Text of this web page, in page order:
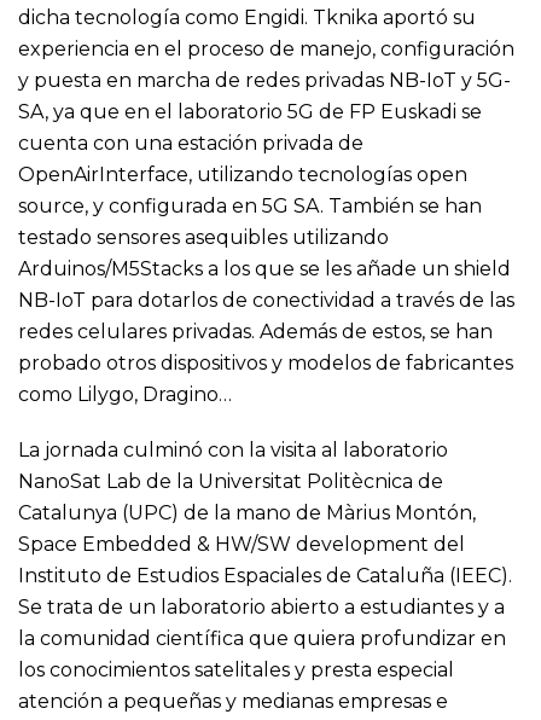
dicha tecnología como Engidi. Tknika aportó su
experiencia en el proceso de manejo, configuración
y puesta en marcha de redes privadas NB-IoT y 5G-
SA, ya que en el laboratorio 5G de FP Euskadi se
cuenta con una estación privada de
OpenAirInterface, utilizando tecnologías open
source, y configurada en 5G SA. También se han
testado sensores asequibles utilizando
Arduinos/M5Stacks a los que se les añade un shield
NB-IoT para dotarlos de conectividad a través de las
redes celulares privadas. Además de estos, se han
probado otros dispositivos y modelos de fabricantes
como Lilygo, Dragino…
La jornada culminó con la visita al laboratorio
NanoSat Lab de la Universitat Politècnica de
Catalunya (UPC) de la mano de Màrius Montón,
Space Embedded & HW/SW development del
Instituto de Estudios Espaciales de Cataluña (IEEC).
Se trata de un laboratorio abierto a estudiantes y a
la comunidad científica que quiera profundizar en
los conocimientos satelitales y presta especial
atención a pequeñas y medianas empresas e